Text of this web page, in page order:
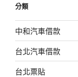
分類
中和汽車借款
台北汽車借款
台北票貼